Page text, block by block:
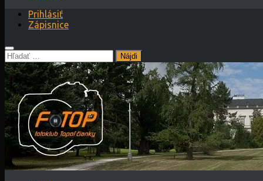
Prihlásiť
Zápisnice
Hľadať: